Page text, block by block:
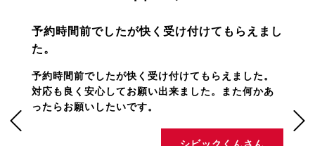
予約時間前でしたが快く受け付けてもらえまし
た。
予約時間前でしたが快く受け付けてもらえました。
対応も良く安心してお願い出来ました。また何かあ
ったらお願いしたいです。
シビックくんさん